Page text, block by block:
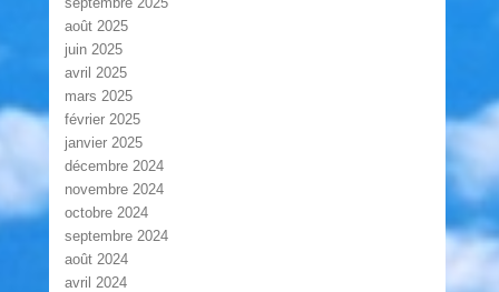
août 2025
juin 2025
avril 2025
mars 2025
février 2025
janvier 2025
décembre 2024
novembre 2024
octobre 2024
septembre 2024
août 2024
avril 2024